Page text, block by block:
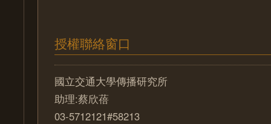
授權聯絡窗口
國立交通大學傳播研究所
助理:蔡欣蓓
03-5712121#58213